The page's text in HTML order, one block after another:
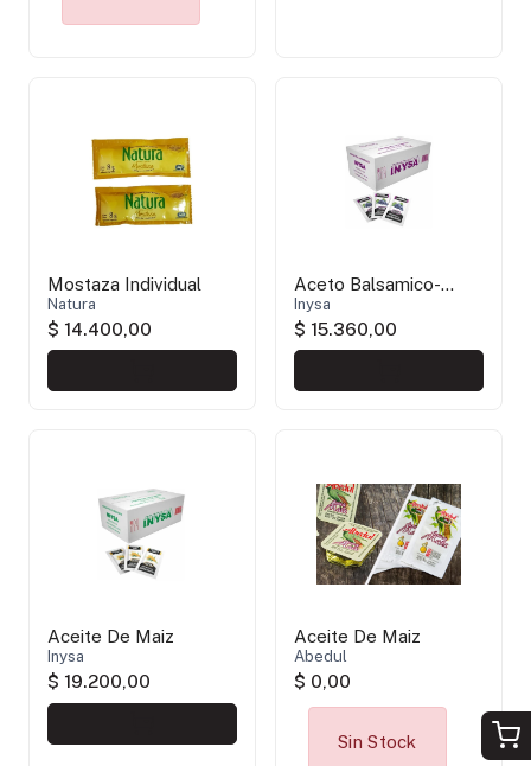
Mostaza Individual
Natura
$ 14.400,00
Aceto Balsamico-
Inysa
Inysa
$ 15.360,00
Aceite De Maiz
Inysa
$ 19.200,00
Aceite De Maiz
Abedul
$ 0,00
Sin Stock